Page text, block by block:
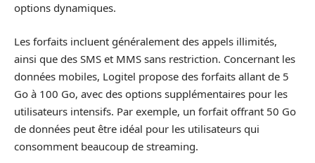
options dynamiques.
Les forfaits incluent généralement des appels illimités,
ainsi que des SMS et MMS sans restriction. Concernant les
données mobiles, Logitel propose des forfaits allant de 5
Go à 100 Go, avec des options supplémentaires pour les
utilisateurs intensifs. Par exemple, un forfait offrant 50 Go
de données peut être idéal pour les utilisateurs qui
consomment beaucoup de streaming.